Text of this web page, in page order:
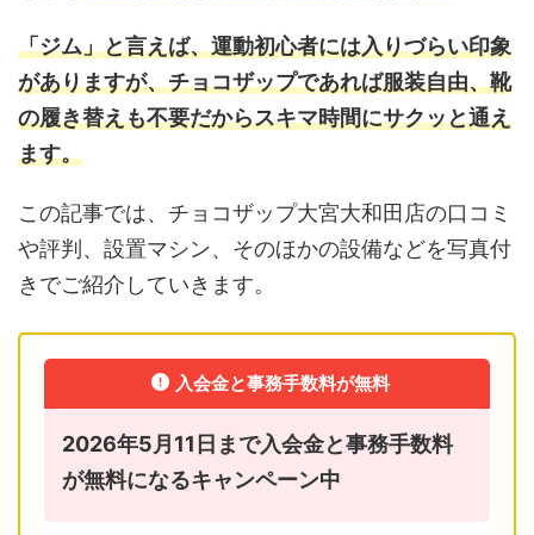
「ジム」と言えば、運動初心者には入りづらい印象
がありますが、チョコザップであれば服装自由、靴
の履き替えも不要だからスキマ時間にサクッと通え
ます。
この記事では、チョコザップ大宮大和田店の口コミ
や評判、設置マシン、そのほかの設備などを写真付
きでご紹介していきます。
入会金と事務手数料が無料
2026年5月11日まで入会金と事務手数料
が無料になるキャンペーン中